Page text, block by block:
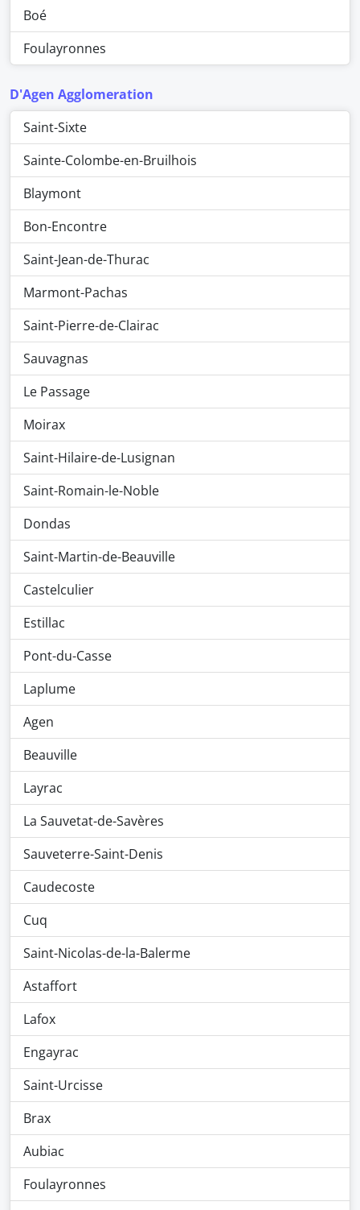
Boé
Foulayronnes
D'Agen Agglomeration
Saint-Sixte
Sainte-Colombe-en-Bruilhois
Blaymont
Bon-Encontre
Saint-Jean-de-Thurac
Marmont-Pachas
Saint-Pierre-de-Clairac
Sauvagnas
Le Passage
Moirax
Saint-Hilaire-de-Lusignan
Saint-Romain-le-Noble
Dondas
Saint-Martin-de-Beauville
Castelculier
Estillac
Pont-du-Casse
Laplume
Agen
Beauville
Layrac
La Sauvetat-de-Savères
Sauveterre-Saint-Denis
Caudecoste
Cuq
Saint-Nicolas-de-la-Balerme
Astaffort
Lafox
Engayrac
Saint-Urcisse
Brax
Aubiac
Foulayronnes